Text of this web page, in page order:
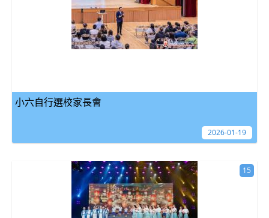
小六自行選校家長會
2026-01-19
15